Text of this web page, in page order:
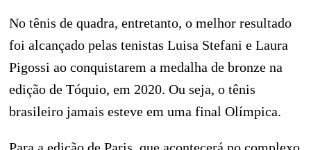
No tênis de quadra, entretanto, o melhor resultado
foi alcançado pelas tenistas Luisa Stefani e Laura
Pigossi ao conquistarem a medalha de bronze na
edição de Tóquio, em 2020. Ou seja, o tênis
brasileiro jamais esteve em uma final Olímpica.